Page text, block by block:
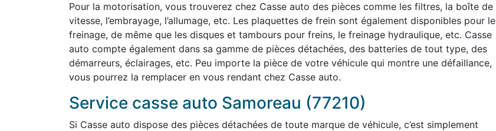
Pour la motorisation, vous trouverez chez Casse auto des pièces comme les filtres, la boîte de
vitesse, l’embrayage, l’allumage, etc. Les plaquettes de frein sont également disponibles pour le
freinage, de même que les disques et tambours pour freins, le freinage hydraulique, etc. Casse
auto compte également dans sa gamme de pièces détachées, des batteries de tout type, des
démarreurs, éclairages, etc. Peu importe la pièce de votre véhicule qui montre une défaillance,
vous pourrez la remplacer en vous rendant chez Casse auto.
Service casse auto Samoreau (77210)
Si Casse auto dispose des pièces détachées de toute marque de véhicule, c’est simplement